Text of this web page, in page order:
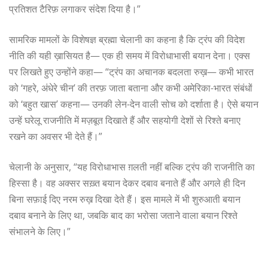
प्रतिशत टैरिफ़ लगाकर संदेश दिया है।”
सामरिक मामलों के विशेषज्ञ ब्रह्मा चेलानी का कहना है कि ट्रंप की विदेश
नीति की यही ख़ासियत है— एक ही समय में विरोधाभासी बयान देना। एक्स
पर लिखते हुए उन्होंने कहा— “ट्रंप का अचानक बदलता रुख़— कभी भारत
को ‘गहरे, अंधेरे चीन’ की तरफ़ जाता बताना और कभी अमेरिका-भारत संबंधों
को ‘बहुत खास’ कहना— उनकी लेन-देन वाली सोच को दर्शाता है। ऐसे बयान
उन्हें घरेलू राजनीति में मज़बूत दिखाते हैं और सहयोगी देशों से रिश्ते बनाए
रखने का अवसर भी देते हैं।”
चेलानी के अनुसार, “यह विरोधाभास ग़लती नहीं बल्कि ट्रंप की राजनीति का
हिस्सा है। वह अक्सर सख़्त बयान देकर दबाव बनाते हैं और अगले ही दिन
बिना सफ़ाई दिए नरम रुख़ दिखा देते हैं। इस मामले में भी शुरुआती बयान
दबाव बनाने के लिए था, जबकि बाद का भरोसा जताने वाला बयान रिश्ते
संभालने के लिए।”